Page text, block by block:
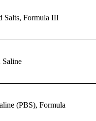
Salts, Formula III
Saline
(PBS), Formula